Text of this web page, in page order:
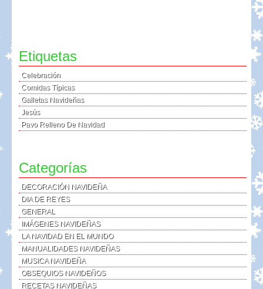
Etiquetas
Celebración
Comidas Típicas
Galletas Navideñas
Jesús
Pavo Relleno De Navidad
Categorías
DECORACIÓN NAVIDEÑA
DIA DE REYES
GENERAL
IMÁGENES NAVIDEÑAS
LA NAVIDAD EN EL MUNDO
MANUALIDADES NAVIDEÑAS
MUSICA NAVIDEÑA
OBSEQUIOS NAVIDEÑOS
RECETAS NAVIDEÑAS